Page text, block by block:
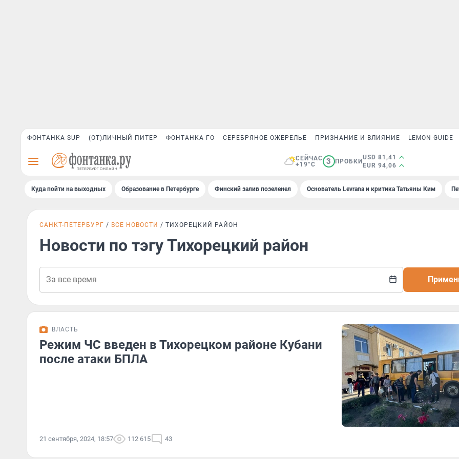
ФОНТАНКА SUP (ОТ)ЛИЧНЫЙ ПИТЕР ФОНТАНКА ГО СЕРЕБРЯНОЕ ОЖЕРЕЛЬЕ ПРИЗНАНИЕ И ВЛИЯНИЕ LEMON GUIDE
СЕЙЧАС
+19°C
3 ПРОБКИ
USD 81,41
EUR 94,06
Куда пойти на выходных Образование в Петербурге Финский залив позеленел Основатель Levrana и критика Татьяны Ким
САНКТ-ПЕТЕРБУРГ ВСЕ НОВОСТИ ТИХОРЕЦКИЙ РАЙОН
Новости по тэгу Тихорецкий район
ВЛАСТЬ
Режим ЧС введен в Тихорецком районе Кубани
после атаки БПЛА
21 сентября, 2024, 18:57 112 615 43